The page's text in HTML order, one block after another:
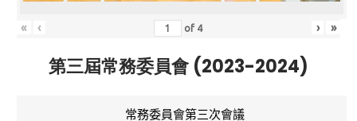
« ‹ of 4 › »
第三屆常務委員會 (2023-2024)
常務委員會第三次會議